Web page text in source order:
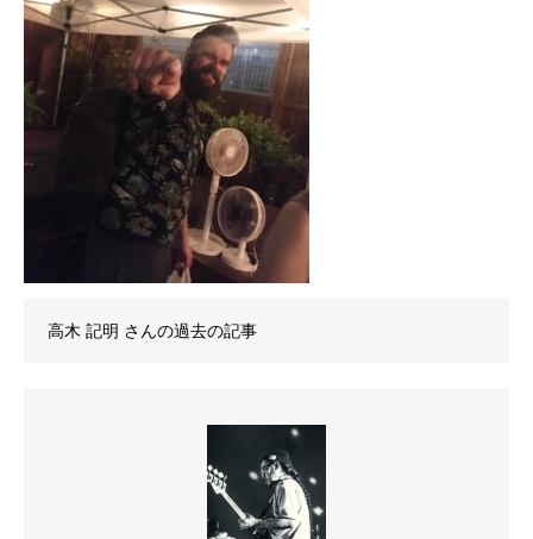
高木 記明 さんの過去の記事